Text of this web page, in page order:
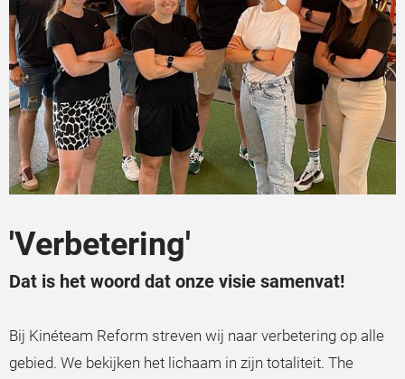
'Verbetering'
Dat is het woord dat onze visie samenvat!
Bij Kinéteam Reform streven wij naar verbetering op alle
gebied. We bekijken het lichaam in zijn totaliteit. The